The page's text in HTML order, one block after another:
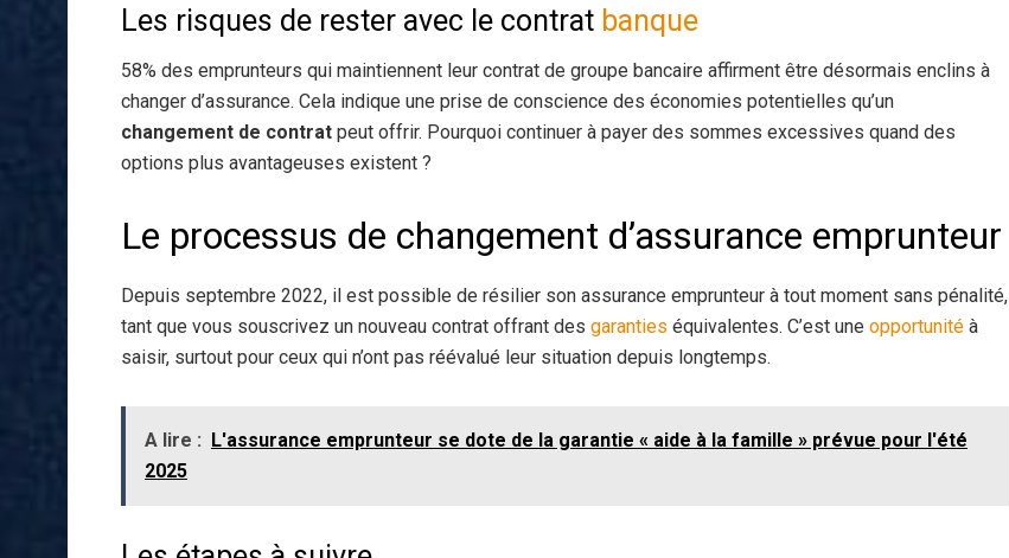
Les risques de rester avec le contrat banque
58% des emprunteurs qui maintiennent leur contrat de groupe bancaire affirment être désormais enclins à
changer d’assurance. Cela indique une prise de conscience des économies potentielles qu’un
changement de contrat peut offrir. Pourquoi continuer à payer des sommes excessives quand des
options plus avantageuses existent ?
Le processus de changement d’assurance emprunteur
Depuis septembre 2022, il est possible de résilier son assurance emprunteur à tout moment sans pénalité,
tant que vous souscrivez un nouveau contrat offrant des garanties équivalentes. C’est une opportunité à
saisir, surtout pour ceux qui n’ont pas réévalué leur situation depuis longtemps.
A lire : L'assurance emprunteur se dote de la garantie « aide à la famille » prévue pour l'été
2025